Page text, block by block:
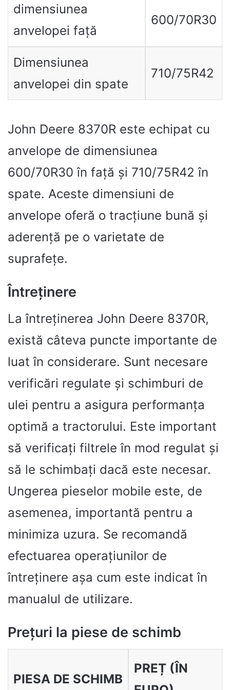
dimensiunea
anvelopei față
600/70R30
Dimensiunea
anvelopei din spate
710/75R42
John Deere 8370R este echipat cu
anvelope de dimensiunea
600/70R30 în față și 710/75R42 în
spate. Aceste dimensiuni de
anvelope oferă o tracțiune bună și
aderență pe o varietate de
suprafețe.
Întreținere
La întreținerea John Deere 8370R,
există câteva puncte importante de
luat în considerare. Sunt necesare
verificări regulate și schimburi de
ulei pentru a asigura performanța
optimă a tractorului. Este important
să verificați filtrele în mod regulat și
să le schimbați dacă este necesar.
Ungerea pieselor mobile este, de
asemenea, importantă pentru a
minimiza uzura. Se recomandă
efectuarea operațiunilor de
întreținere așa cum este indicat în
manualul de utilizare.
Prețuri la piese de schimb
PIESA DE SCHIMB
PREȚ (ÎN